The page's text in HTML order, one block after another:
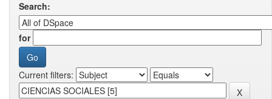
Search:
for
Current filters: